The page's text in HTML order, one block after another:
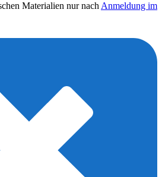
Materialien nur nach Anmeldung im